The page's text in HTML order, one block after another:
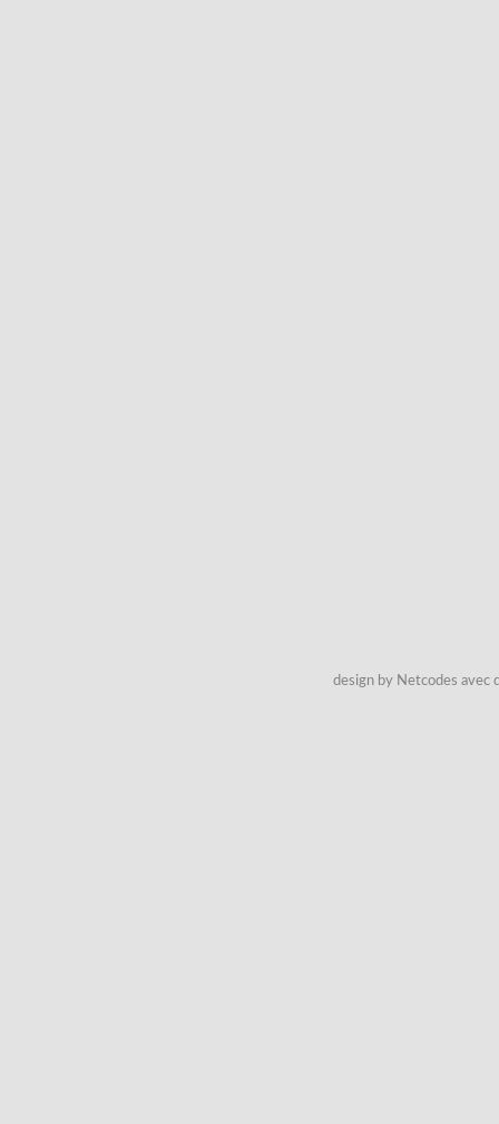
design by Netcodes avec